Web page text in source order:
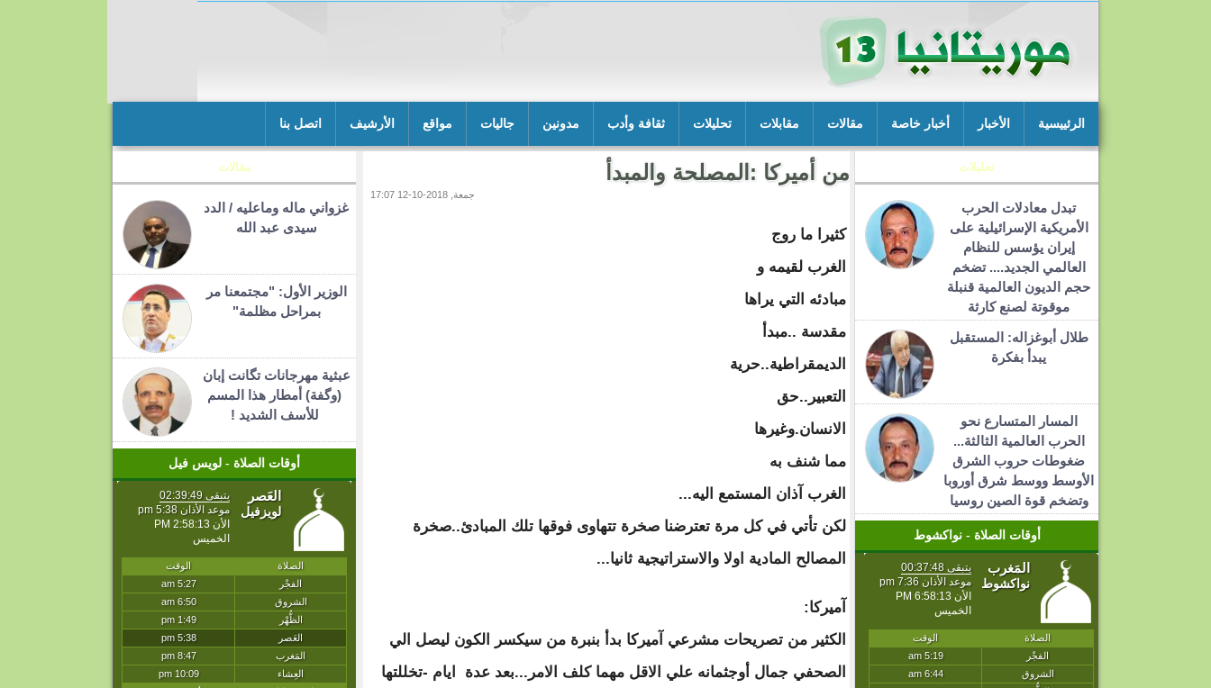
الرئييسية الأخبار أخبار خاصة مقالات مقابلات تحليلات ثقافة وأدب مدونين جاليات مواقع الأرشيف اتصل بنا
تحليلات
تبدل معادلات الحرب
الأمريكية الإسرائيلية على
إيران يؤسس للنظام
العالمي الجديد.... تضخم
حجم الديون العالمية قنبلة
موقوتة لصنع كارثة
طلال أبوغزاله: المستقبل
يبدأ بفكرة
المسار المتسارع نحو
الحرب العالمية الثالثة...
ضغوطات حروب الشرق
الأوسط ووسط شرق أوروبا
وتضخم قوة الصين روسيا
أوقات الصلاة - نواكشوط
من أميركا :المصلحة والمبدأ
جمعة, 2018-10-12 17:07
كثيرا ما روج
الغرب لقيمه و
مبادئه التي يراها
مقدسة ..مبدأ
الديمقراطية..حرية
التعبير..حق
الانسان.وغيرها
مما شنف به
الغرب آذان المستمع اليه...
لكن تأتي في كل مرة تعترضنا صخرة تتهاوى فوقها تلك المبادئ..صخرة
المصالح المادية اولا والاستراتيجية ثانيا...
آميركا:
الكثير من تصريحات مشرعي آميركا بدأ بنبرة من سيكسر الكون ليصل الي
الصحفي جمال أوجثمانه علي الاقل مهما كلف الامر...بعد عدة ايام -تخللتها
مقالات
غزواني ماله وماعليه / الدد
سيدى عبد الله
الوزير الأول: "مجتمعنا مر
بمراحل مظلمة"
عبثية مهرجانات تگانت إبان
(وگفة) أمطار هذا المسم
للأسف الشديد !
أوقات الصلاة - لويس فيل